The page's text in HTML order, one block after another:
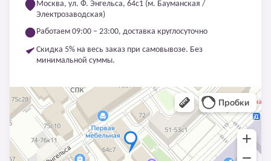
Москва, ул. Ф. Энгельса, 64с1 (м. Бауманская /
Электрозаводская)
Работаем 09:00 – 23:00, доставка круглосуточно
Скидка 5% на весь заказ при самовывозе. Без
минимальной суммы.